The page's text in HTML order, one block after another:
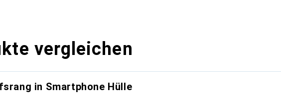
vergleichen
in Smartphone Hülle